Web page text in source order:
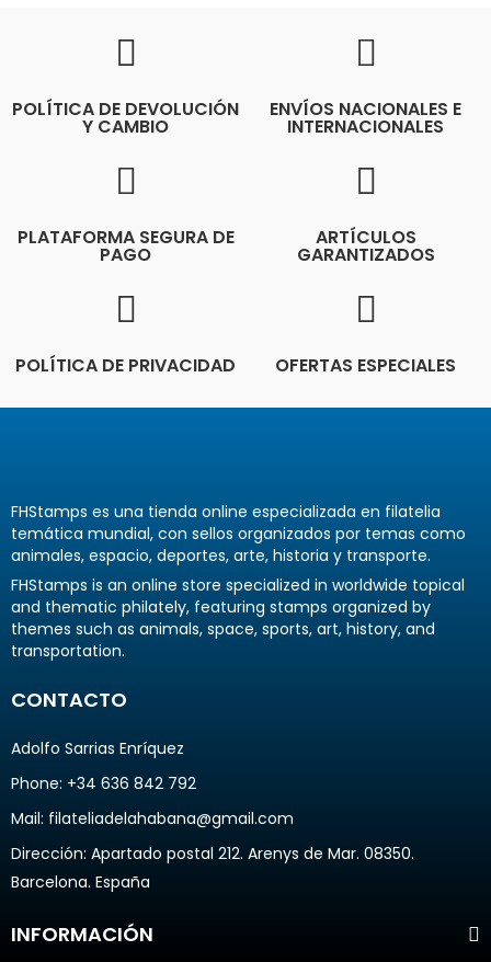
POLÍTICA DE DEVOLUCIÓN
Y CAMBIO
ENVÍOS NACIONALES E
INTERNACIONALES
PLATAFORMA SEGURA DE
PAGO
ARTÍCULOS
GARANTIZADOS
POLÍTICA DE PRIVACIDAD OFERTAS ESPECIALES
FHStamps es una tienda online especializada en filatelia
temática mundial, con sellos organizados por temas como
animales, espacio, deportes, arte, historia y transporte.
FHStamps is an online store specialized in worldwide topical
and thematic philately, featuring stamps organized by
themes such as animals, space, sports, art, history, and
transportation.
CONTACTO
Adolfo Sarrias Enríquez
Phone: +34 636 842 792
Mail: filateliadelahabana@gmail.com
Dirección: Apartado postal 212. Arenys de Mar. 08350.
Barcelona. España
INFORMACIÓN